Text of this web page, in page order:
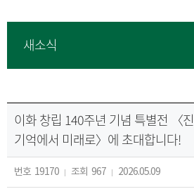
새소식
이화 창립 140주년 기념 특별전 〈
기억에서 미래로〉에 초대합니다!
번호 19170 조회 967 2026.05.09